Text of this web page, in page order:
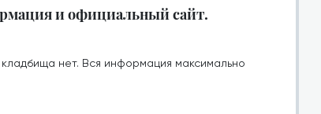
и официальный сайт.
нет. Вся информация максимально